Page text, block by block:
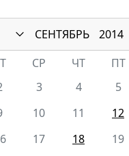
СЕНТЯБРЬ
2014
СР ЧТ ПТ
3 4 5
10 11 12
17 18 19